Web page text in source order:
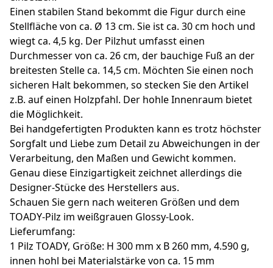
Einen stabilen Stand bekommt die Figur durch eine
Stellfläche von ca. Ø 13 cm. Sie ist ca. 30 cm hoch und
wiegt ca. 4,5 kg. Der Pilzhut umfasst einen
Durchmesser von ca. 26 cm, der bauchige Fuß an der
breitesten Stelle ca. 14,5 cm. Möchten Sie einen noch
sicheren Halt bekommen, so stecken Sie den Artikel
z.B. auf einen Holzpfahl. Der hohle Innenraum bietet
die Möglichkeit.
Bei handgefertigten Produkten kann es trotz höchster
Sorgfalt und Liebe zum Detail zu Abweichungen in der
Verarbeitung, den Maßen und Gewicht kommen.
Genau diese Einzigartigkeit zeichnet allerdings die
Designer-Stücke des Herstellers aus.
Schauen Sie gern nach weiteren Größen und dem
TOADY-Pilz im weißgrauen Glossy-Look.
Lieferumfang:
1 Pilz TOADY, Größe: H 300 mm x B 260 mm, 4.590 g,
innen hohl bei Materialstärke von ca. 15 mm